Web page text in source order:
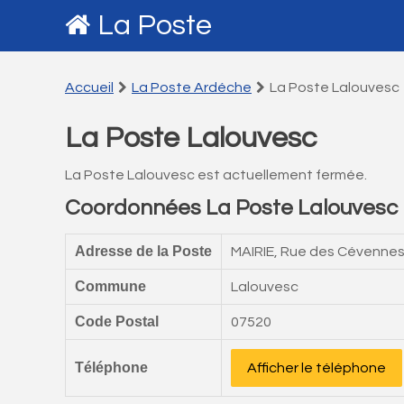
La Poste
Accueil La Poste Ardéche La Poste Lalouvesc
La Poste Lalouvesc
La Poste Lalouvesc est actuellement fermée.
Coordonnées La Poste Lalouvesc
Adresse de la Poste MAIRIE, Rue des Cévennes
Commune Lalouvesc
Code Postal 07520
Téléphone Afficher le téléphone